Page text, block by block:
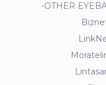
-OTHER